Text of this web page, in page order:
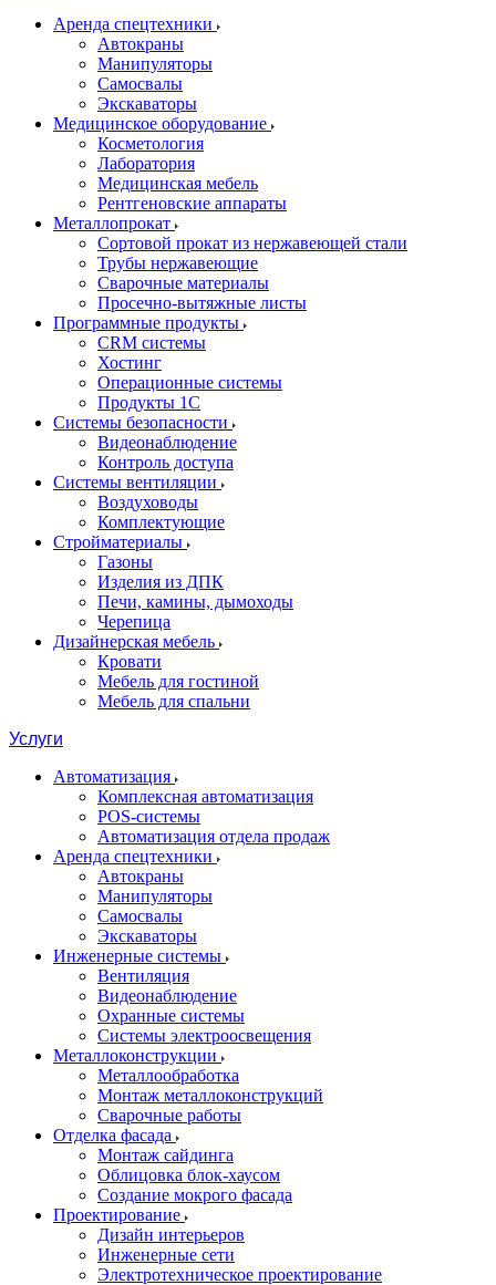
Аренда спецтехники
Автокраны
Манипуляторы
Самосвалы
Экскаваторы
Медицинское оборудование
Косметология
Лаборатория
Медицинская мебель
Рентгеновские аппараты
Металлопрокат
Сортовой прокат из нержавеющей стали
Трубы нержавеющие
Сварочные материалы
Просечно-вытяжные листы
Программные продукты
CRM системы
Хостинг
Операционные системы
Продукты 1С
Системы безопасности
Видеонаблюдение
Контроль доступа
Системы вентиляции
Воздуховоды
Комплектующие
Стройматериалы
Газоны
Изделия из ДПК
Печи, камины, дымоходы
Черепица
Дизайнерская мебель
Кровати
Мебель для гостиной
Мебель для спальни
Услуги
Автоматизация
Комплексная автоматизация
POS-системы
Автоматизация отдела продаж
Аренда спецтехники
Автокраны
Манипуляторы
Самосвалы
Экскаваторы
Инженерные системы
Вентиляция
Видеонаблюдение
Охранные системы
Системы электроосвещения
Металлоконструкции
Металлообработка
Монтаж металлоконструкций
Сварочные работы
Отделка фасада
Монтаж сайдинга
Облицовка блок-хаусом
Создание мокрого фасада
Проектирование
Дизайн интерьеров
Инженерные сети
Электротехническое проектирование